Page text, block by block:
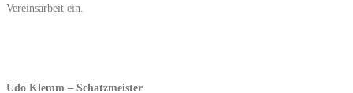
Vereinsarbeit ein.
Udo Klemm – Schatzmeister